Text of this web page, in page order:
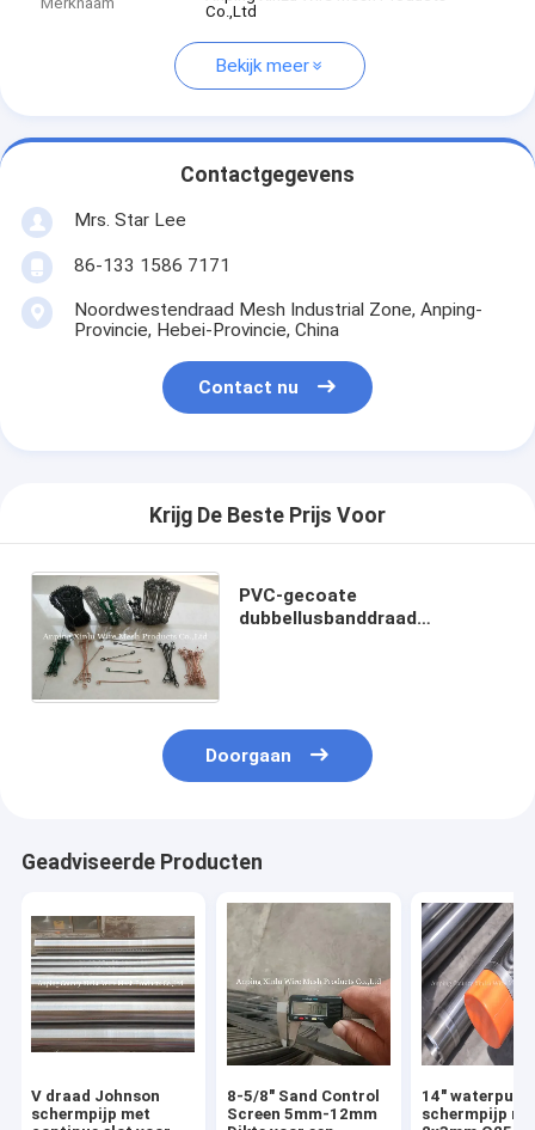
Co.,Ltd
Bekijk meer
Contactgegevens
Mrs. Star Lee
86-133 1586 7171
Noordwestendraad Mesh Industrial Zone, Anping-
Provincie, Hebei-Provincie, China
Contact nu
Krijg De Beste Prijs Voor
PVC-gecoate
dubbellusbanddraad
Doorgaan
Geadviseerde Producten
V draad Johnson
schermpijp met
8-5/8" Sand Control
Screen 5mm-12mm
14" waterput
schermpijp